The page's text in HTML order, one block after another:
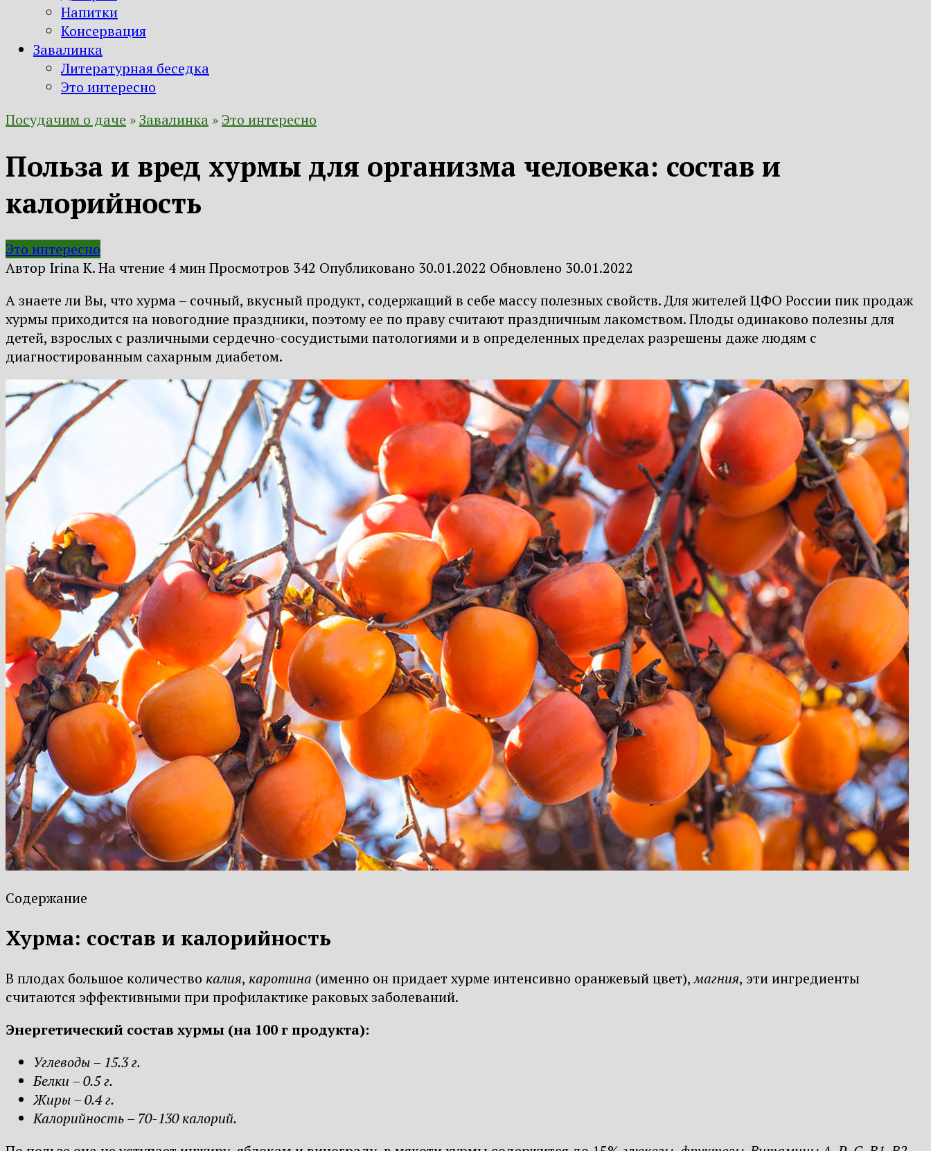
Напитки
Консервация
Завалинка
Литературная беседка
Это интересно
Посудачим о даче »Завалинка » Это интересно
Польза и вред хурмы для организма человека: состав и
калорийность
Это интересно
Автор Irina K.На чтение 4 минПросмотров 342 Опубликовано 30.01.2022 Обновлено 30.01.2022
А знаете ли Вы, что хурма – сочный, вкусный продукт, содержащий в себе массу полезных свойств. Для жителей ЦФО России пик продаж
хурмы приходится на новогодние праздники, поэтому ее по праву считают праздничным лакомством. Плоды одинаково полезны для
детей, взрослых с различными сердечно-сосудистыми патологиями и в определенных пределах разрешены даже людям с
диагностированным сахарным диабетом.
Содержание
Хурма: состав и калорийность
В плодах большое количество калия, каротина (именно он придает хурме интенсивно оранжевый цвет),магния, эти ингредиенты
считаются эффективными при профилактике раковых заболеваний.
Энергетический состав хурмы (на 100 г продукта):
Углеводы – 15.3 г.
Белки – 0.5 г.
Жиры – 0.4 г.
Калорийность – 70-130 калорий.